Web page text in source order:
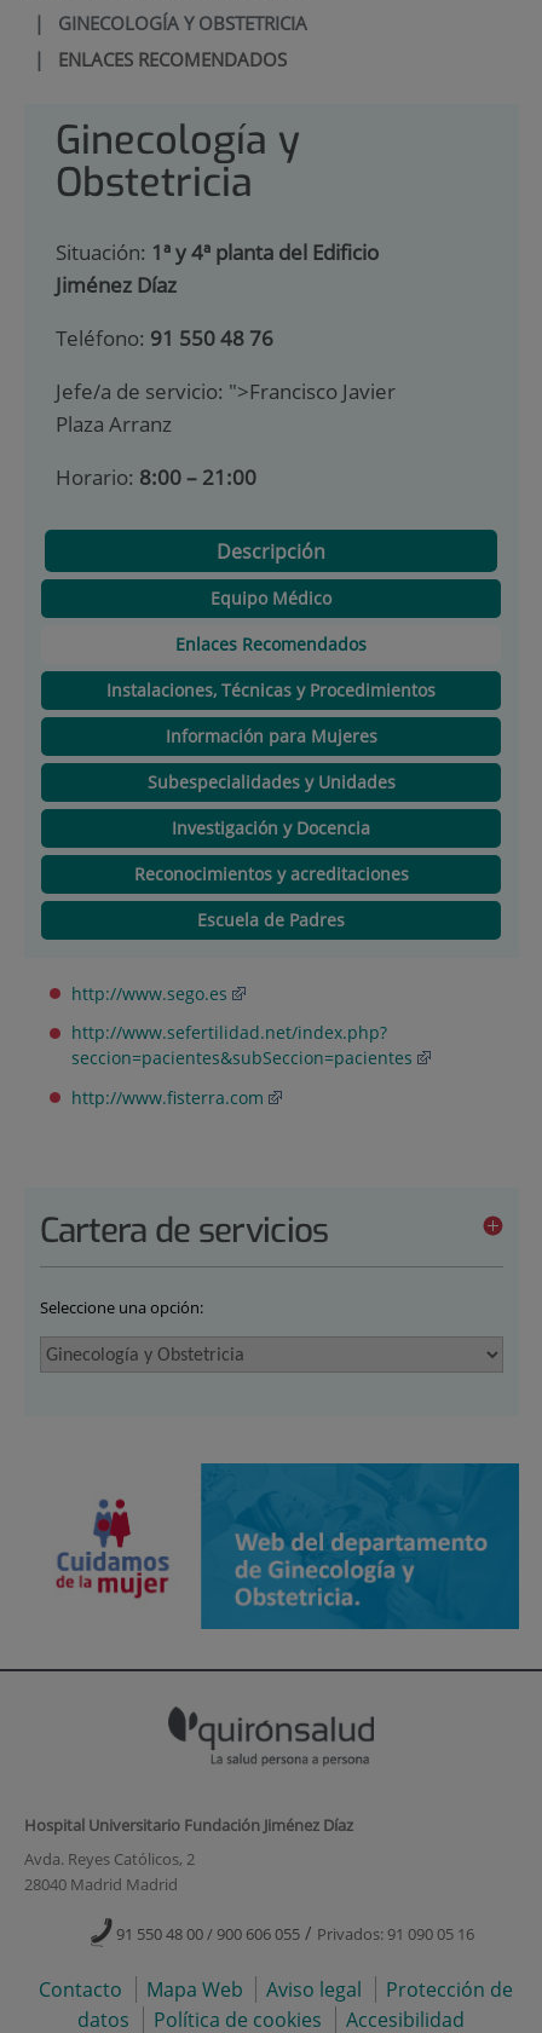
| GINECOLOGÍA Y OBSTETRICIA
| ENLACES RECOMENDADOS
Ginecología y
Obstetricia
Situación: 1ª y 4ª planta del Edificio
Jiménez Díaz
Teléfono: 91 550 48 76
Jefe/a de servicio: ">Francisco Javier
Plaza Arranz
Horario: 8:00 – 21:00
Descripción
Equipo Médico
Enlaces Recomendados
Instalaciones, Técnicas y Procedimientos
Información para Mujeres
Subespecialidades y Unidades
Investigación y Docencia
Reconocimientos y acreditaciones
Escuela de Padres
http://www.sego.es
http://www.sefertilidad.net/index.php?
seccion=pacientes&subSeccion=pacientes
http://www.fisterra.com
Cartera de servicios
Seleccione una opción:
Hospital Universitario Fundación Jiménez Díaz
Avda. Reyes Católicos, 2
28040 Madrid Madrid
91 550 48 00 / 900 606 055 / Privados: 91 090 05 16
Contacto Mapa Web Aviso legal
Protección de
datos
Política de cookies Accesibilidad